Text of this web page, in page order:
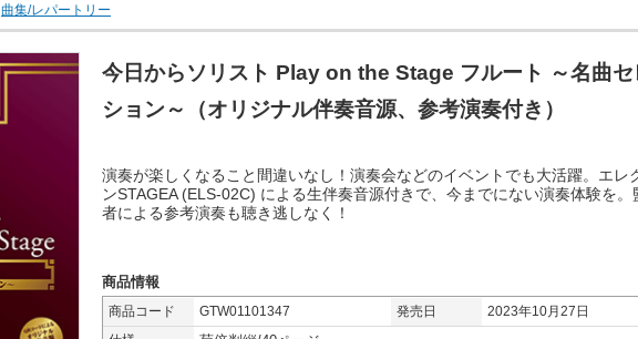
曲集/レパートリー
今日からソリスト Play on the Stage フルート ～名曲セ
ション～（オリジナル伴奏音源、参考演奏付き）
演奏が楽しくなること間違いなし！演奏会などのイベントでも大活躍。エレ
ンSTAGEA (ELS-02C) による生伴奏音源付きで、今までにない演奏体験を。
者による参考演奏も聴き逃しなく！
商品情報
商品コード GTW01101347 発売日
2023年10月27日